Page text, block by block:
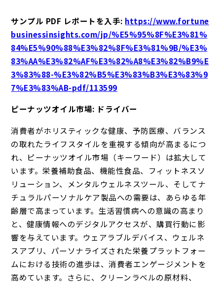
サンプル PDF レポートを入手: https://www.fortune
businessinsights.com/jp/%E5%95%8F%E3%81%
84%E5%90%88%E3%82%8F%E3%81%9B/%E3%
83%AA%E3%82%AF%E3%82%A8%E3%82%B9%E
3%83%88-%E3%82%B5%E3%83%B3%E3%83%9
7%E3%83%AB-pdf/113599
ピーナッツオイル市場: ドライバー
消費者がホリスティックな健康、予防医療、バランス
の取れたライフスタイルを重視する傾向が高まるにつ
れ、ピーナッツオイル市場（キーワード）は拡大して
います。栄養補助食品、機能性食品、フィットネスソ
リューション、メンタルウェルネスツール、そしてナ
チュラルパーソナルケア製品への需要は、あらゆる年
齢層で高まっています。生活習慣病への意識の高まり
と、健康情報へのデジタルアクセスが、購買行動に影
響を与えています。ウェアラブルデバイス、ウェルネ
スアプリ、パーソナライズされた栄養プラットフォー
ムにおける技術の進歩は、消費者エンゲージメントを
高めています。さらに、クリーンラベルの原材料、